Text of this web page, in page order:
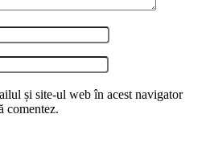
și site-ul web în acest navigator
comentez.